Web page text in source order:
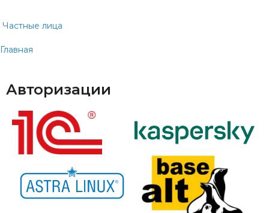
Частные лица
Главная
Авторизации